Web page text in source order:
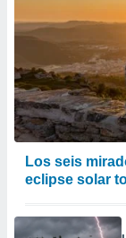
Los seis
eclipse solar